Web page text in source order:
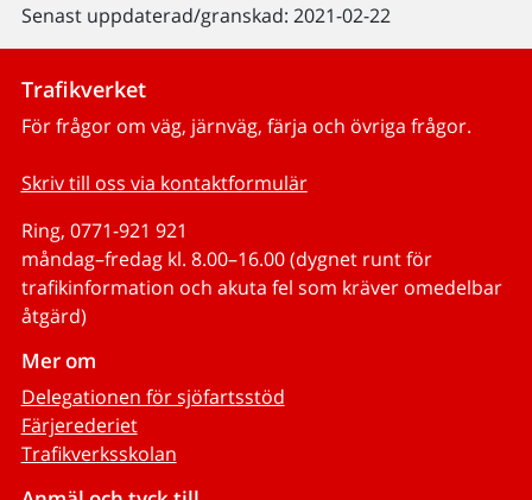
Senast uppdaterad/granskad: 2021-02-22
Trafikverket
För frågor om väg, järnväg, färja och övriga frågor.
Skriv till oss via kontaktformulär
Ring, 0771-921 921
måndag–fredag kl. 8.00–16.00 (dygnet runt för
trafikinformation och akuta fel som kräver omedelbar
åtgärd)
Mer om
Delegationen för sjöfartsstöd
Färjerederiet
Trafikverksskolan